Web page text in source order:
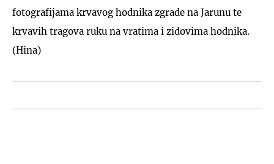
fotografijama krvavog hodnika zgrade na Jarunu te
krvavih tragova ruku na vratima i zidovima hodnika.
(Hina)